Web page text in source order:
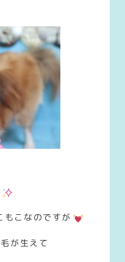
もこなのですが
が生えて